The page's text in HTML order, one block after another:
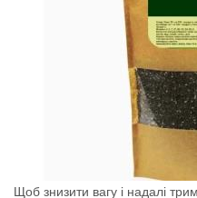
Щоб знизити вагу і надалі